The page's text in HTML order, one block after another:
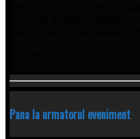
Pana la urmatorul eveniment